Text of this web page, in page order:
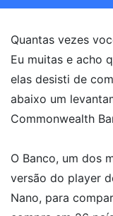
Quantas vezes
Eu muitas e acho
elas desisti de
abaixo um
Commonwealth
O Banco, um dos
versão do player
Nano, para